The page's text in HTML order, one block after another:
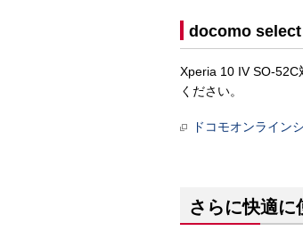
docomo select
Xperia 10 IV SO-52C
ください。
ドコモオンライン
さらに快適に